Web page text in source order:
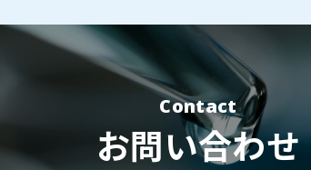
Contact
お問い合わせ